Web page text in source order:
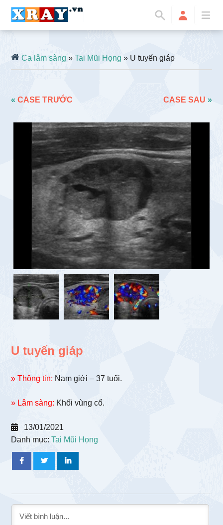
Ca lâm sàng »Tai Mũi Họng » U tuyến giáp
«CASE TRƯỚC CASE SAU »
U tuyến giáp
» Thông tin: Nam giới – 37 tuổi.
» Lâm sàng: Khối vùng cổ.
13/01/2021
Danh mục:Tai Mũi Họng